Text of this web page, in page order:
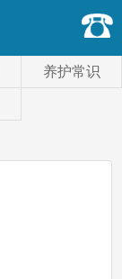
养护常识